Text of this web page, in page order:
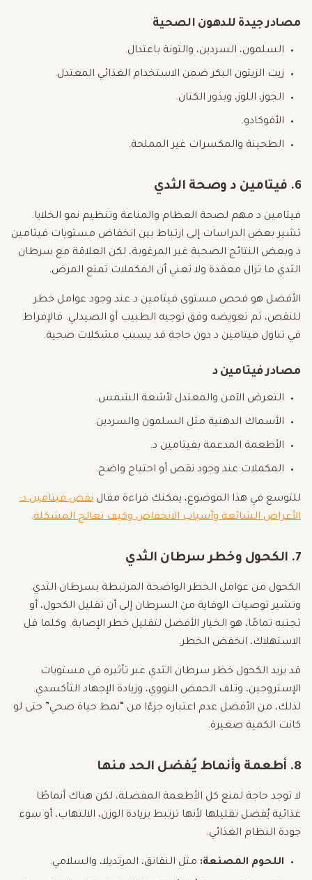
مصادر جيدة للدهون الصحية
السلمون، السردين، والتونة باعتدال.
زيت الزيتون البكر ضمن الاستخدام الغذائي المعتدل.
الجوز، اللوز، وبذور الكتان.
الأفوكادو.
الطحينة والمكسرات غير المملحة.
6. فيتامين د وصحة الثدي
فيتامين د مهم لصحة العظام والمناعة وتنظيم نمو الخلايا.
تشير بعض الدراسات إلى ارتباط بين انخفاض مستويات فيتامين
د وبعض النتائج الصحية غير المرغوبة، لكن العلاقة مع سرطان
الثدي ما تزال معقدة ولا تعني أن المكملات تمنع المرض.
الأفضل هو فحص مستوى فيتامين د عند وجود عوامل خطر
للنقص، ثم تعويضه وفق توجيه الطبيب أو الصيدلي. فالإفراط
في تناول فيتامين د دون حاجة قد يسبب مشكلات صحية.
مصادر فيتامين د
التعرض الآمن والمعتدل لأشعة الشمس.
الأسماك الدهنية مثل السلمون والسردين.
الأطعمة المدعمة بفيتامين د.
المكملات عند وجود نقص أو احتياج واضح.
للتوسع في هذا الموضوع، يمكنك قراءة مقال نقص فيتامين د:
الأعراض الشائعة وأسباب الانخفاض وكيف تعالج المشكلة.
7. الكحول وخطر سرطان الثدي
الكحول من عوامل الخطر الواضحة المرتبطة بسرطان الثدي.
وتشير توصيات الوقاية من السرطان إلى أن تقليل الكحول، أو
تجنبه تمامًا، هو الخيار الأفضل لتقليل خطر الإصابة. وكلما قل
الاستهلاك، انخفض الخطر.
قد يزيد الكحول خطر سرطان الثدي عبر تأثيره في مستويات
الإستروجين، وتلف الحمض النووي، وزيادة الإجهاد التأكسدي.
لذلك، من الأفضل عدم اعتباره جزءًا من “نمط حياة صحي” حتى لو
كانت الكمية صغيرة.
8. أطعمة وأنماط يُفضل الحد منها
لا توجد حاجة لمنع كل الأطعمة المفضلة، لكن هناك أنماطًا
غذائية يُفضل تقليلها لأنها ترتبط بزيادة الوزن، الالتهاب، أو سوء
جودة النظام الغذائي.
اللحوم المصنعة: مثل النقانق، المرتديلا، والسلامي.